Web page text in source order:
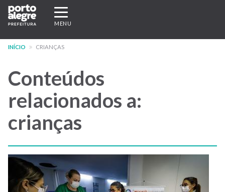
Pular
para
conteúdo
Expandir/recolher
navegação
MENU
INÍCIO CRIANÇAS
Conteúdos
relacionados a:
crianças